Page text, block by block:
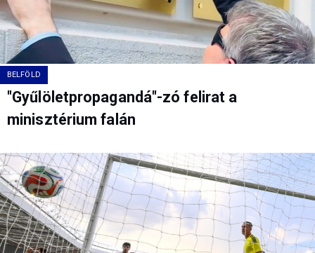
BELFÖLD
"Gyűlöletpropagandá"-zó felirat a
minisztérium falán